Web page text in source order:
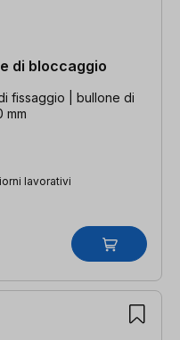
di bloccaggio
fissaggio | bullone di
mm
lavorativi